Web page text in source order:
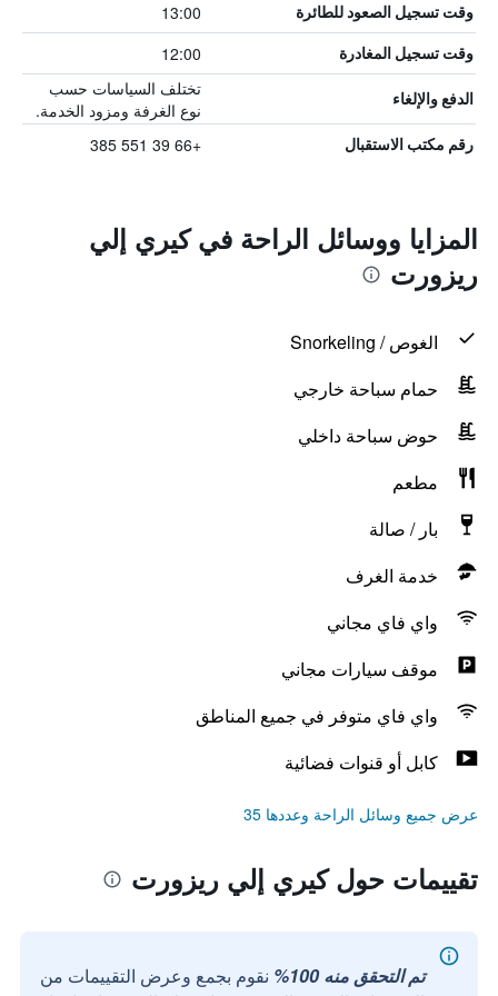
وقت تسجيل الصعود للطائرة 13:00
وقت تسجيل المغادرة 12:00
الدفع والإلغاء
تختلف السياسات حسب
نوع الغرفة ومزود الخدمة.
رقم مكتب الاستقبال +66 39 551 385
المزايا ووسائل الراحة في كيري إلي
ريزورت
الغوص / Snorkeling
حمام سباحة خارجي
حوض سباحة داخلي
مطعم
بار / صالة
خدمة الغرف
واي فاي مجاني
موقف سيارات مجاني
واي فاي متوفر في جميع المناطق
كابل أو قنوات فضائية
عرض جميع وسائل الراحة وعددها 35
تقييمات حول كيري إلي ريزورت
تم التحقق منه 100%
نقوم بجمع وعرض التقييمات من